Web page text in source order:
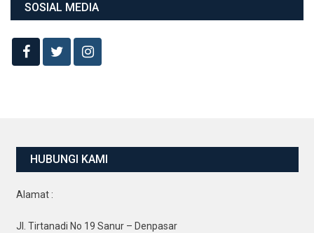
SOSIAL MEDIA
HUBUNGI KAMI
Alamat :
Jl. Tirtanadi No 19 Sanur – Denpasar